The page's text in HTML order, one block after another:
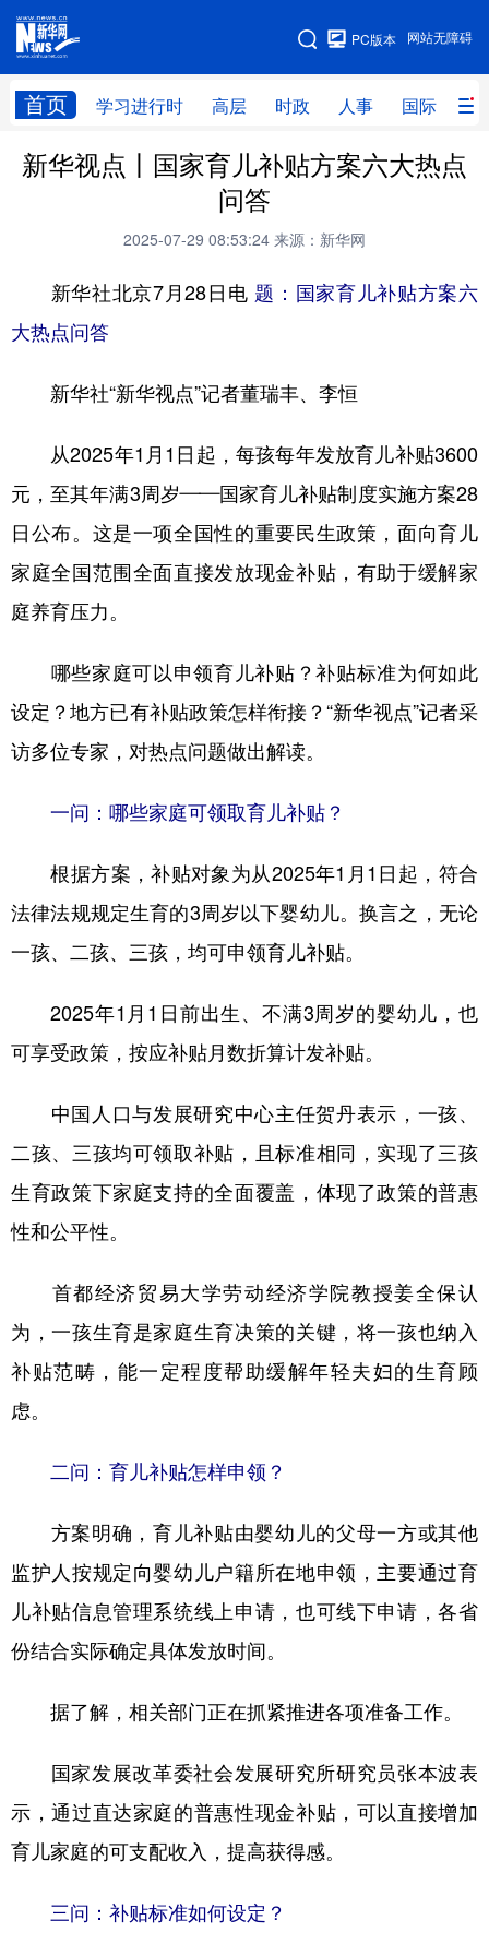
网站无障碍
PC版本
首页 学习进行时 高层 时政 人事 国际 财
网站地图
学习进行时 高层 时政 人事
科技 科创 量子 体育
文化
访谈 视频 图片
食品 人居 信息化 数字经济
学术中国 乡村振兴 银龄 溯源中国
城市 旅游 能源 会展
彩票
公益 一带一路 亚太网 上市公司
文化产业
广西 海南 重庆
陕西 甘肃 青海 宁夏
新疆 内蒙古 黑龙江
多语种频道
English Español Français عربى
Русский язык 日本語 한국어
Deutsch Português
新华视点丨国家育儿补贴方案六大热点
问答
2025-07-29 08:53:24 来源：新华网
新华社北京7月28日电 题：国家育儿补贴方案六
大热点问答
新华社“新华视点”记者董瑞丰、李恒
从2025年1月1日起，每孩每年发放育儿补贴3600
元，至其年满3周岁——国家育儿补贴制度实施方案28
日公布。这是一项全国性的重要民生政策，面向育儿
家庭全国范围全面直接发放现金补贴，有助于缓解家
庭养育压力。
哪些家庭可以申领育儿补贴？补贴标准为何如此
设定？地方已有补贴政策怎样衔接？“新华视点”记者采
访多位专家，对热点问题做出解读。
一问：哪些家庭可领取育儿补贴？
根据方案，补贴对象为从2025年1月1日起，符合
法律法规规定生育的3周岁以下婴幼儿。换言之，无论
一孩、二孩、三孩，均可申领育儿补贴。
2025年1月1日前出生、不满3周岁的婴幼儿，也
可享受政策，按应补贴月数折算计发补贴。
中国人口与发展研究中心主任贺丹表示，一孩、
二孩、三孩均可领取补贴，且标准相同，实现了三孩
生育政策下家庭支持的全面覆盖，体现了政策的普惠
性和公平性。
首都经济贸易大学劳动经济学院教授姜全保认
为，一孩生育是家庭生育决策的关键，将一孩也纳入
补贴范畴，能一定程度帮助缓解年轻夫妇的生育顾
虑。
二问：育儿补贴怎样申领？
方案明确，育儿补贴由婴幼儿的父母一方或其他
监护人按规定向婴幼儿户籍所在地申领，主要通过育
儿补贴信息管理系统线上申请，也可线下申请，各省
份结合实际确定具体发放时间。
据了解，相关部门正在抓紧推进各项准备工作。
国家发展改革委社会发展研究所研究员张本波表
示，通过直达家庭的普惠性现金补贴，可以直接增加
育儿家庭的可支配收入，提高获得感。
三问：补贴标准如何设定？